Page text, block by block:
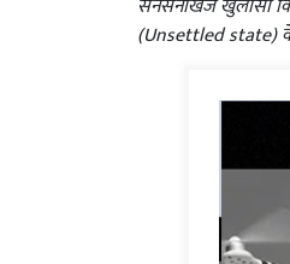
सनसनीखेज खुलासा
(Unsettled state) के